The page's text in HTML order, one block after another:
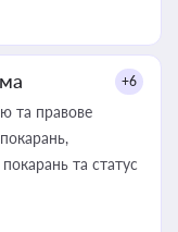
+6
та правове
покарань та статус